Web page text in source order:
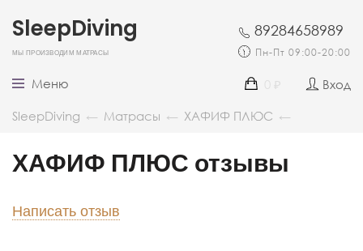
SleepDiving
Мы производим матрасы
89284658989
Пн-Пт 09:00-20:00
Меню
Вход
SleepDiving ← Матрасы ← ХАФИФ ПЛЮС ←
ХАФИФ ПЛЮС отзывы
Написать отзыв